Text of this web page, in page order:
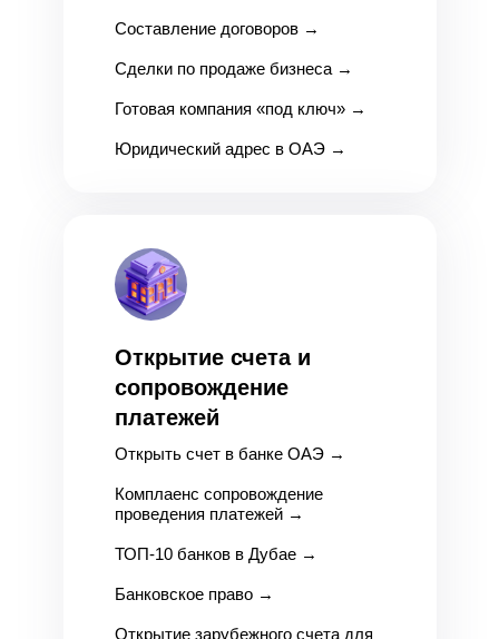
Составление договоров →
Сделки по продаже бизнеса →
Готовая компания «под ключ» →
Юридический адрес в ОАЭ →
Открытие счета и
сопровождение
платежей
Открыть счет в банке ОАЭ →
Комплаенс сопровождение
проведения платежей →
ТОП-10 банков в Дубае →
Банковское право →
Открытие зарубежного счета для